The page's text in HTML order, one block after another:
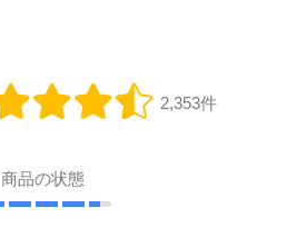
2,353件
商品の状態